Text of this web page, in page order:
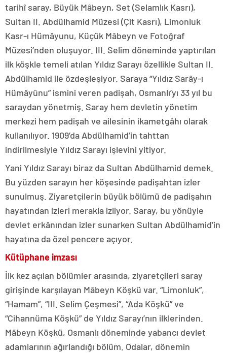
tarihî saray, Büyük Mâbeyn, Set (Selamlık Kasrı),
Sultan II. Abdülhamid Müzesi (Çit Kasrı), Limonluk
Kasr-ı Hümâyunu, Küçük Mâbeyn ve Fotoğraf
Müzesi’nden oluşuyor. III. Selim döneminde yaptırılan
ilk köşkle temeli atılan Yıldız Sarayı özellikle Sultan II.
Abdülhamid ile özdeşleşiyor. Saraya “Yıldız Sarây-ı
Hümâyûnu” ismini veren padişah, Osmanlı’yı 33 yıl bu
saraydan yönetmiş. Saray hem devletin yönetim
merkezi hem padişah ve ailesinin ikametgâhı olarak
kullanılıyor. 1909’da Abdülhamid’in tahttan
indirilmesiyle Yıldız Sarayı işlevini yitiyor.
Yani Yıldız Sarayı biraz da Sultan Abdülhamid demek.
Bu yüzden sarayın her köşesinde padişahtan izler
sunulmuş. Ziyaretçilerin büyük bölümü de padişahın
hayatından izleri merakla izliyor. Saray, bu yönüyle
devlet erkânından izler sunarken Sultan Abdülhamid’in
hayatına da özel pencere açıyor.
Kütüphane imzası
İlk kez açılan bölümler arasında, ziyaretçileri saray
girişinde karşılayan Mâbeyn Köşkü var. “Limonluk”,
“Hamam”, “III. Selim Çeşmesi”, “Ada Köşkü” ve
“Cihannüma Köşkü” de Yıldız Sarayı’nın ilklerinden.
Mâbeyn Köşkü, Osmanlı döneminde yabancı devlet
adamlarının ağırlandığı bölüm. Odalar, dönemin